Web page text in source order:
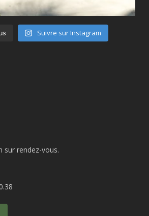
Suivre sur Instagram
sur rendez-vous.